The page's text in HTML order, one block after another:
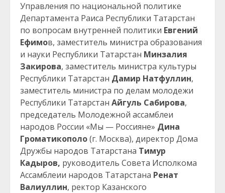
Управления по национальной политике
Департамента Раиса Республики Татарстан
по вопросам внутренней политики Евгений
Ефимов, заместитель министра образования
и науки Республики Татарстан Минзалия
Закирова, заместитель министра культуры
Республики Татарстан Дамир Натфуллин,
заместитель министра по делам молодежи
Республики Татарстан Айгуль Сабирова,
председатель Молодежной ассамблеи
народов России «Мы — Россияне» Дина
Громатикополо(г. Москва), директор Дома
Дружбы народов Татарстана Тимур
Кадыров, руководитель Совета Исполкома
Ассамблеии народов Татарстана Ренат
Валиуллин, ректор Казанского